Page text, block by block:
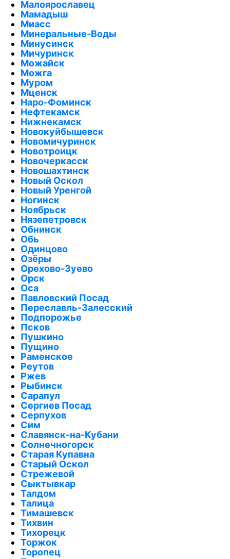
Малоярославец
Мамадыш
Миасс
Минеральные-Воды
Минусинск
Мичуринск
Можайск
Можга
Муром
Мценск
Наро-Фоминск
Нефтекамск
Нижнекамск
Новокуйбышевск
Новомичуринск
Новотроицк
Новочеркасск
Новошахтинск
Новый Оскол
Новый Уренгой
Ногинск
Ноябрьск
Нязепетровск
Обнинск
Обь
Одинцово
Озёры
Орехово-Зуево
Орск
Оса
Павловский Посад
Переславль-Залесский
Подпорожье
Псков
Пушкино
Пущино
Раменское
Реутов
Ржев
Рыбинск
Сарапул
Сергиев Посад
Серпухов
Сим
Славянск-на-Кубани
Солнечногорск
Старая Купавна
Старый Оскол
Стрежевой
Сыктывкар
Талдом
Талица
Тимашевск
Тихвин
Тихорецк
Торжок
Торопец